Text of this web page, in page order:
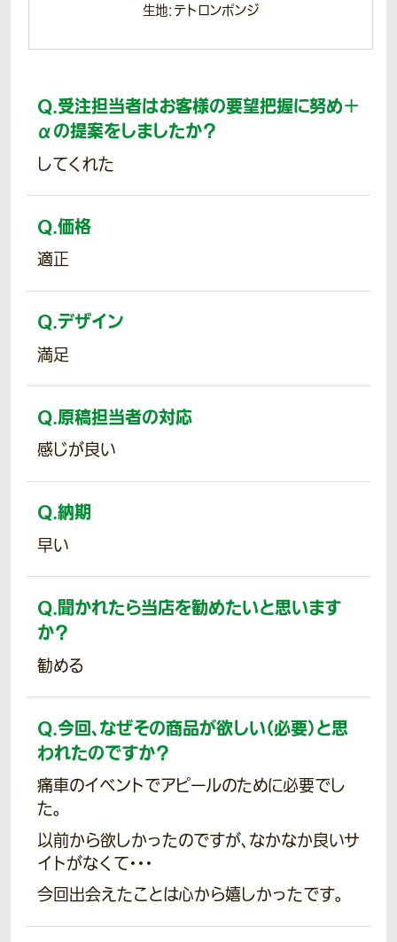
生地：テトロンポンジ
Q.受注担当者はお客様の要望把握に努め＋
αの提案をしましたか？
してくれた
Q.価格
適正
Q.デザイン
満足
Q.原稿担当者の対応
感じが良い
Q.納期
早い
Q.聞かれたら当店を勧めたいと思います
か？
勧める
Q.今回、なぜその商品が欲しい（必要）と思
われたのですか？
痛車のイベントでアピールのために必要でし
た。
以前から欲しかったのですが、なかなか良いサ
イトがなくて・・・
今回出会えたことは心から嬉しかったです。